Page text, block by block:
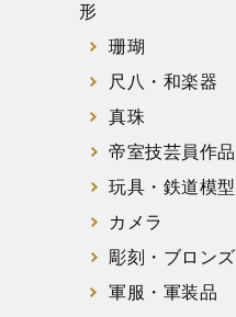
形
珊瑚
尺八・和楽器
真珠
帝室技芸員作品
玩具・鉄道模型
カメラ
彫刻・ブロンズ
軍服・軍装品